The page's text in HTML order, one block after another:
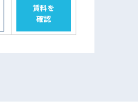
賃料を
確認